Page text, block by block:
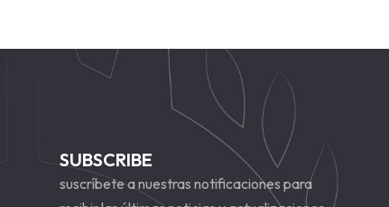
SUBSCRIBE
suscríbete a nuestras notificaciones para